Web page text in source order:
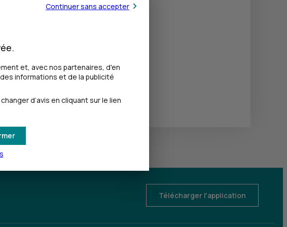
Télécharger l'application
Continuer sans accepter
et, avec nos partenaires, d'en
informations et de la publicité
d’avis en cliquant sur le lien